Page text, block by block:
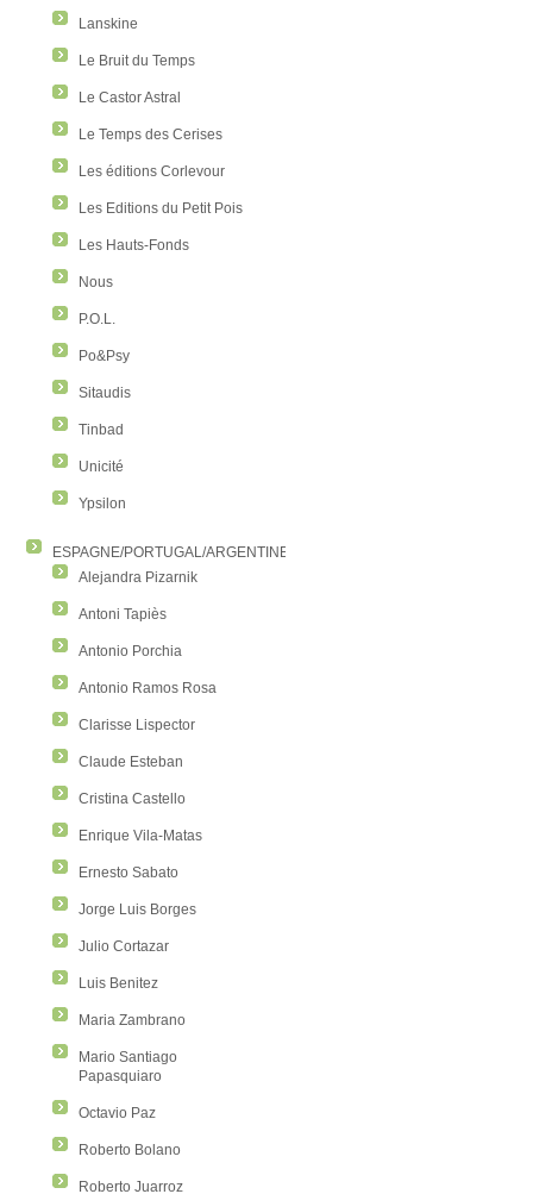
Lanskine
Le Bruit du Temps
Le Castor Astral
Le Temps des Cerises
Les éditions Corlevour
Les Editions du Petit Pois
Les Hauts-Fonds
Nous
P.O.L.
Po&Psy
Sitaudis
Tinbad
Unicité
Ypsilon
ESPAGNE/PORTUGAL/ARGENTINE/COLOMBIE
Alejandra Pizarnik
Antoni Tapiès
Antonio Porchia
Antonio Ramos Rosa
Clarisse Lispector
Claude Esteban
Cristina Castello
Enrique Vila-Matas
Ernesto Sabato
Jorge Luis Borges
Julio Cortazar
Luis Benitez
Maria Zambrano
Mario Santiago
Papasquiaro
Octavio Paz
Roberto Bolano
Roberto Juarroz